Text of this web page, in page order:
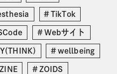
TikTok
Webサイト
wellbeing
ZINE ZOIDS